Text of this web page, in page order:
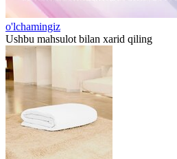
o'lchamingiz
Ushbu mahsulot bilan xarid qiling